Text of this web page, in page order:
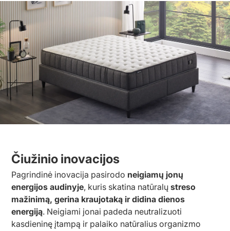
Čiužinio inovacijos
Pagrindinė inovacija pasirodo neigiamų jonų
energijos audinyje, kuris skatina natūralųstreso
mažinimą, gerina kraujotaką ir didina dienos
energiją. Neigiami jonai padeda neutralizuoti
kasdieninę įtampą ir palaiko natūralius organizmo